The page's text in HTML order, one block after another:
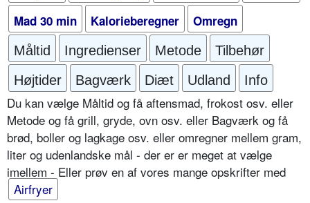
Mad 30 min
Kalorieberegner Omregn
Måltid Ingredienser Metode
Tilbehør
Højtider
Bagværk Diæt Udland Info
Du kan vælge Måltid og få aftensmad, frokost osv. eller
Metode og få grill, gryde, ovn osv. eller Bagværk og få
brød, boller og lagkage osv. eller omregner mellem gram,
liter og udenlandske mål - der er er meget at vælge
imellem - Eller prøv en af vores mange opskrifter med
Airfryer